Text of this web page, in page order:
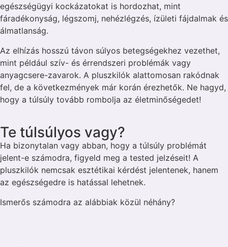
egészségügyi kockázatokat is hordozhat, mint
fáradékonyság, légszomj, nehézlégzés, ízületi fájdalmak és
álmatlanság.
Az elhízás hosszú távon súlyos betegségekhez vezethet,
mint például szív- és érrendszeri problémák vagy
anyagcsere-zavarok. A pluszkilók alattomosan rakódnak
fel, de a következmények már korán érezhetők. Ne hagyd,
hogy a túlsúly tovább rombolja az életminőségedet!
Te túlsúlyos vagy?
Ha bizonytalan vagy abban, hogy a túlsúly problémát
jelent-e számodra, figyeld meg a tested jelzéseit! A
pluszkilók nemcsak esztétikai kérdést jelentenek, hanem
az egészségedre is hatással lehetnek.
Ismerős számodra az alábbiak közül néhány?